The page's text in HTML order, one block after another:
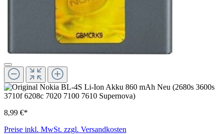
8,99 €*
Preise inkl. MwSt. zzgl. Versandkosten